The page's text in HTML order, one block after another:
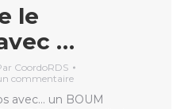
le
…
CoordoRDS
commentaire
avec… un BOUM